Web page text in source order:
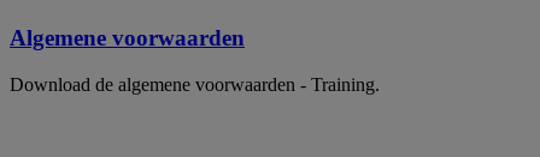
Algemene voorwaarden
Download de algemene voorwaarden - Training.